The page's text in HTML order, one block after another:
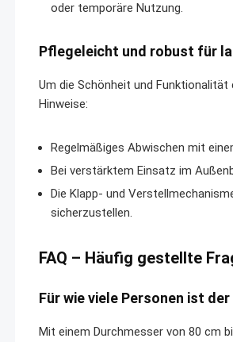
oder temporäre Nutzung.
Pflegeleicht und robust für
Um die Schönheit und
Hinweise:
Regelmäßiges Abwischen mit
Bei verstärktem Einsatz im
Die Klapp- und
sicherzustellen.
FAQ – Häufig gestellte
Für wie viele Personen ist
Mit einem Durchmesser von 80 cm